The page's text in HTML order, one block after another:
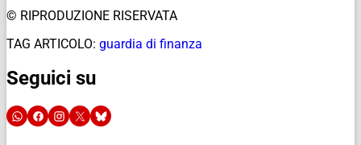
© RIPRODUZIONE RISERVATA
TAG ARTICOLO: guardia di finanza
Seguici su